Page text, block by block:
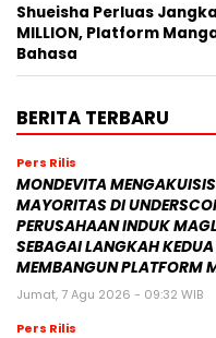
Shueisha Perluas
MILLION, Platform
Bahasa
BERITA TERBARU
Pers Rilis
MONDEVITA
MAYORITAS DI
PERUSAHAAN INDUK
SEBAGAI LANGKAH
MEMBANGUN PLATFORM
Jumat, 7 Agu 2026 - 09:32 WIB
Pers Rilis